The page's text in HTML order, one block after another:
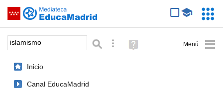
Saltar navegación
Palabra o frase: Búsqueda avanzada
Ayuda
(en
Inicio
Canal EducaMadrid